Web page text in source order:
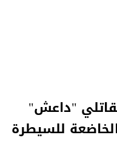
"داعش"
للسيطرة